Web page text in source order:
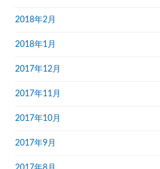
2018年2月
2018年1月
2017年12月
2017年11月
2017年10月
2017年9月